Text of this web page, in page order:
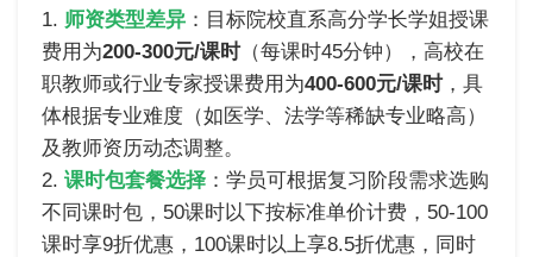
1. 师资类型差异 ：目标院校直系高分学长学姐授课
费用为200-300元/课时（每课时45分钟），高校在
职教师或行业专家授课费用为400-600元/课时，具
体根据专业难度（如医学、法学等稀缺专业略高）
及教师资历动态调整。
2. 课时包套餐选择 ：学员可根据复习阶段需求选购
不同课时包，50课时以下按标准单价计费，50-100
课时享9折优惠，100课时以上享8.5折优惠，同时